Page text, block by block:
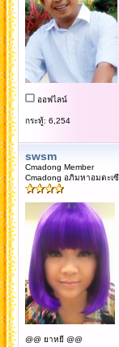
ออฟไลน์
กระทู้: 6,254
swsm
Cmadong Member
Cmadong อภิมหาอมตะเ
@@ ยาหยี @@